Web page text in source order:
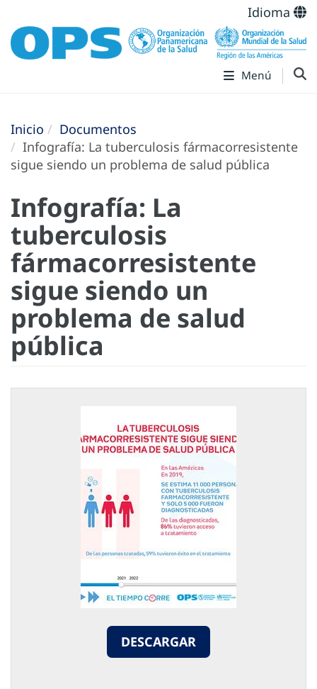
Idioma
Menú
Inicio
Documentos
Infografía: La tuberculosis fármacorresistente
sigue siendo un problema de salud pública
Infografía: La
tuberculosis
fármacorresistente
sigue siendo un
problema de salud
pública
DESCARGAR